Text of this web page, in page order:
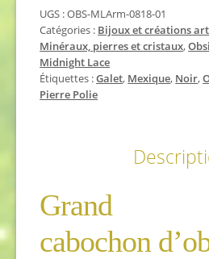
lamelles,
Midnight
Lace
UGS :OBS-MLArm-0818-01
Catégories : Bijoux et créations
Minéraux, pierres et cristaux,
Midnight Lace
Étiquettes :Galet, Mexique, Noir,
Pierre Polie
Grand
cabochon